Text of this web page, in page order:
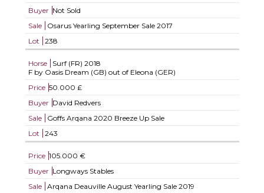
Buyer Not Sold
Sale
Osarus Yearling September Sale 2017
Lot
238
Horse Surf (FR) 2018
F by Oasis Dream (GB) out of Eleona (GER)
Price 50.000 £
Buyer David Redvers
Sale
Goffs Arqana 2020 Breeze Up Sale
Lot
243
Price 105.000 €
Buyer Longways Stables
Sale
Arqana Deauville August Yearling Sale 2019